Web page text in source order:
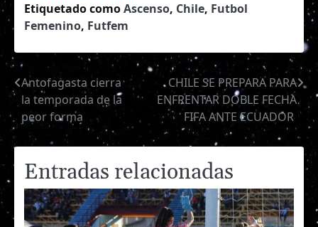
Etiquetado comoAscenso, Chile, Futbol
Femenino, Futfem
Navegación
de
entradas
Antofagasta cierra
la temporada de la
peor forma
CHILE SE PREPARA PARA
ENFRENTAR DOBLE FECHA
FIFA ANTE ECUADOR
Entradas relacionadas